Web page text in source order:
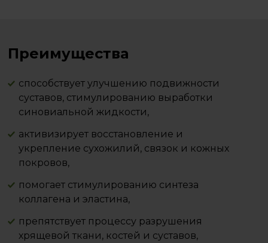
Преимущества
способствует улучшению подвижности
суставов, стимулированию выработки
синовиальной жидкости,
активизирует восстановление и
укрепление сухожилий, связок и кожных
покровов,
помогает стимулированию синтеза
коллагена и эластина,
препятствует процессу разрушения
хрящевой ткани, костей и суставов,